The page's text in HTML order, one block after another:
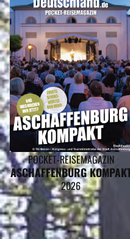
POCKET-REISEMAGAZIN
ASCHAFFENBURG
2026